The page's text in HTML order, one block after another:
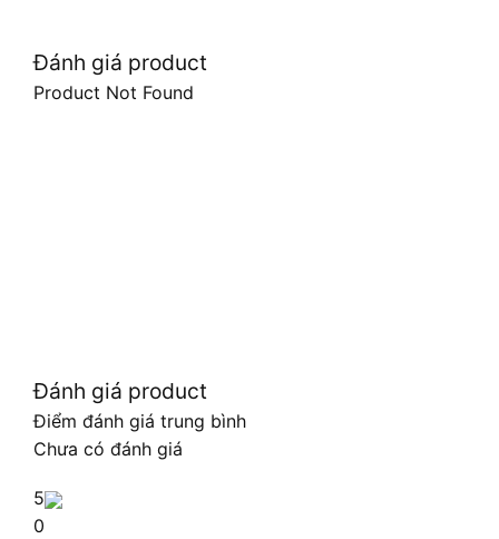
Đánh giá product
Product Not Found
Đánh giá product
Điểm đánh giá trung bình
Chưa có đánh giá
5
0